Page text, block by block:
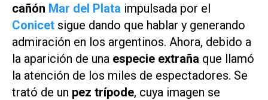
cañón Mar del Plata impulsada por el
Conicet sigue dando que hablar y generando
admiración en los argentinos. Ahora, debido a
la aparición de una especie extraña que llamó
la atención de los miles de espectadores. Se
trató de un pez trípode, cuya imagen se